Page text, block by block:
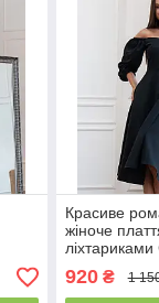
Красиве
жіноче
чорне
920₴ 1